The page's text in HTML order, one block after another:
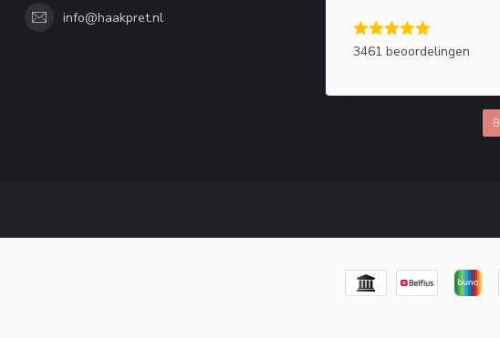
info@haakpret.nl
3461 beoordelingen